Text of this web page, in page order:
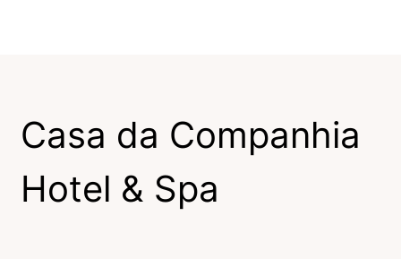
Casa da Companhia
Hotel & Spa